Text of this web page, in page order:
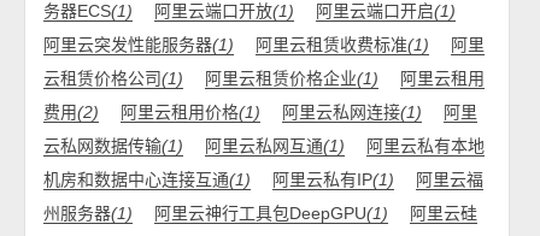
务器ECS(1) 阿里云端口开放(1) 阿里云端口开启(1)
阿里云突发性能服务器(1) 阿里云租赁收费标准(1)
阿里
云租赁价格公司(1) 阿里云租赁价格企业(1)
阿里云租用
费用(2) 阿里云租用价格(1) 阿里云私网连接(1)
阿里
云私网数据传输(1) 阿里云私网互通(1)
阿里云私有本地
机房和数据中心连接互通(1) 阿里云私有IP(1)
阿里云福
州服务器(1) 阿里云神行工具包DeepGPU(1)
阿里云硅